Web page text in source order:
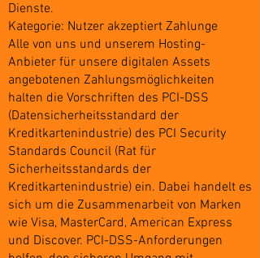
Dienste.
Kategorie: Nutzer akzeptiert Zahlunge
Alle von uns und unserem Hosting-
Anbieter für unsere digitalen Assets
angebotenen Zahlungsmöglichkeiten
halten die Vorschriften des PCI-DSS
(Datensicherheitsstandard der
Kreditkartenindustrie) des PCI Security
Standards Council (Rat für
Sicherheitsstandards der
Kreditkartenindustrie) ein. Dabei handelt es
sich um die Zusammenarbeit von Marken
wie Visa, MasterCard, American Express
und Discover. PCI-DSS-Anforderungen